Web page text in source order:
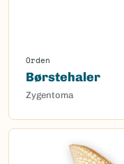
Orden
Børstehaler
Zygentoma